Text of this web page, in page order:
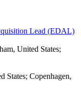
Lead (EDAL)
United States;
States; Copenhagen,